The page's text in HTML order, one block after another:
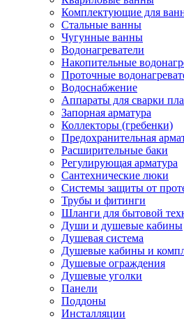
Комплектующие для
Стальные ванны
Чугунные ванны
Водонагреватели
Накопительные
Проточные
Водоснабжение
Аппараты для сварки
Запорная арматура
Коллекторы (гребенки)
Предохранительная
Расширительные баки
Регулирующая арматура
Сантехнические люки
Системы защиты от
Трубы и фитинги
Шланги для бытовой
Души и душевые кабины
Душевая система
Душевые кабины и
Душевые ограждения
Душевые уголки
Панели
Поддоны
Инсталляции